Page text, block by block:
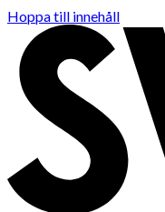
Hoppa till innehåll